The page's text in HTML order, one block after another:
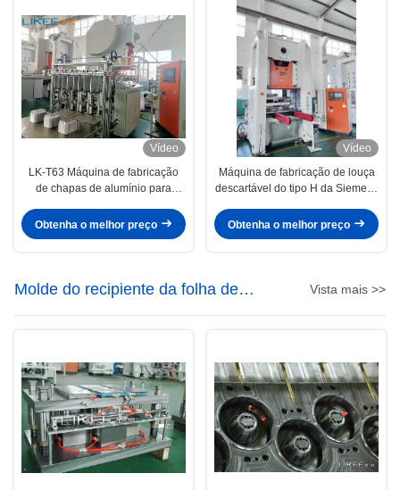
Vídeo
LK-T63 Máquina de fabricação
de chapas de alumínio para
Obtenha o melhor preço
Vídeo
Máquina de fabricação de louça
descartável do tipo H da Siemens
sustentável e conveniente
Obtenha o melhor preço
Molde do recipiente da folha de
alumínio
Vista mais >>